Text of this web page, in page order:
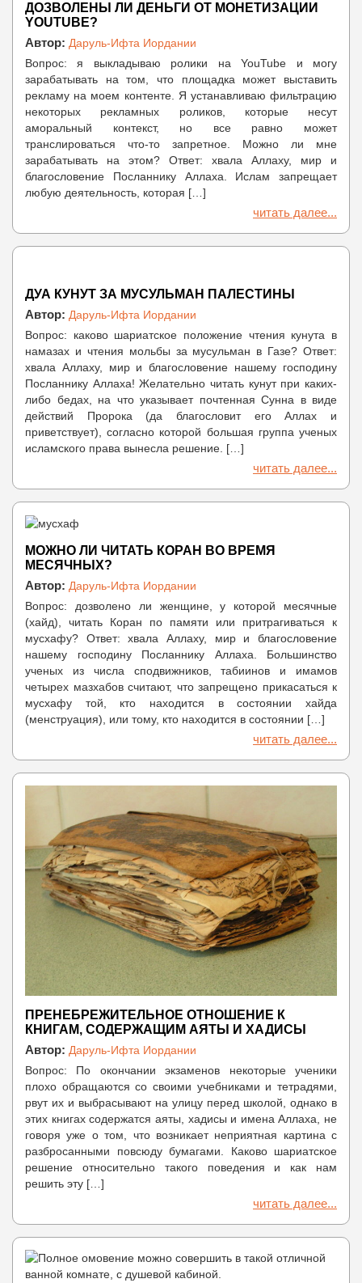
ДОЗВОЛЕНЫ ЛИ ДЕНЬГИ ОТ МОНЕТИЗАЦИИ
YOUTUBE?
Автор: Даруль-Ифта Иордании
Вопрос: я выкладываю ролики на YouTube и могу
зарабатывать на том, что площадка может выставить
рекламу на моем контенте. Я устанавливаю фильтрацию
некоторых рекламных роликов, которые несут
аморальный контекст, но все равно может
транслироваться что-то запретное. Можно ли мне
зарабатывать на этом? Ответ: хвала Аллаху, мир и
благословение Посланнику Аллаха. Ислам запрещает
любую деятельность, которая […]
читать далее...
ДУА КУНУТ ЗА МУСУЛЬМАН ПАЛЕСТИНЫ
Автор: Даруль-Ифта Иордании
Вопрос: каково шариатское положение чтения кунута в
намазах и чтения мольбы за мусульман в Газе? Ответ:
хвала Аллаху, мир и благословение нашему господину
Посланнику Аллаха! Желательно читать кунут при каких-
либо бедах, на что указывает почтенная Сунна в виде
действий Пророка (да благословит его Аллах и
приветствует), согласно которой большая группа ученых
исламского права вынесла решение. […]
читать далее...
МОЖНО ЛИ ЧИТАТЬ КОРАН ВО ВРЕМЯ
МЕСЯЧНЫХ?
Автор: Даруль-Ифта Иордании
Вопрос: дозволено ли женщине, у которой месячные
(хайд), читать Коран по памяти или притрагиваться к
мусхафу? Ответ: хвала Аллаху, мир и благословение
нашему господину Посланнику Аллаха. Большинство
ученых из числа сподвижников, табиинов и имамов
четырех мазхабов считают, что запрещено прикасаться к
мусхафу той, кто находится в состоянии хайда
(менструация), или тому, кто находится в состоянии […]
читать далее...
ПРЕНЕБРЕЖИТЕЛЬНОЕ ОТНОШЕНИЕ К
КНИГАМ, СОДЕРЖАЩИМ АЯТЫ И ХАДИСЫ
Автор: Даруль-Ифта Иордании
Вопрос: По окончании экзаменов некоторые ученики
плохо обращаются со своими учебниками и тетрадями,
рвут их и выбрасывают на улицу перед школой, однако в
этих книгах содержатся аяты, хадисы и имена Аллаха, не
говоря уже о том, что возникает неприятная картина с
разбросанными повсюду бумагами. Каково шариатское
решение относительно такого поведения и как нам
решить эту […]
читать далее...